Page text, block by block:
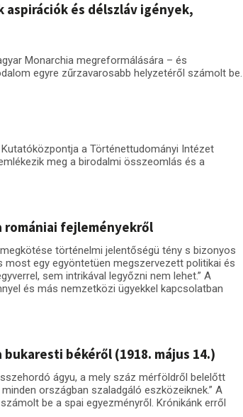
aspirációk és délszláv igények,
Monarchia megreformálására – és
egyre zűrzavarosabb helyzetéről számolt be.
a Történettudományi Intézet
meg a birodalmi összeomlás és a
romániai fejleményekről
történelmi jelentőségü tény s bizonyos
egy egyöntetüen megszervezett politikai és
sem intrikával legyőzni nem lehet.” A
és más nemzetközi ügyekkel kapcsolatban
békéről (1918. május 14.)
ágyu, a mely száz mérföldről belelőtt
országban szaladgáló eszközeiknek.” A
be a spai egyezményről. Krónikánk erről